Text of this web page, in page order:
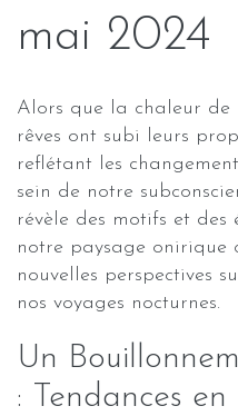
mai 2024
Alors que la chaleur de
rêves ont subi leurs
reflétant les
sein de notre
révèle des motifs et
notre paysage onirique
nouvelles perspectives
nos voyages nocturnes.
Un
: Tendances en